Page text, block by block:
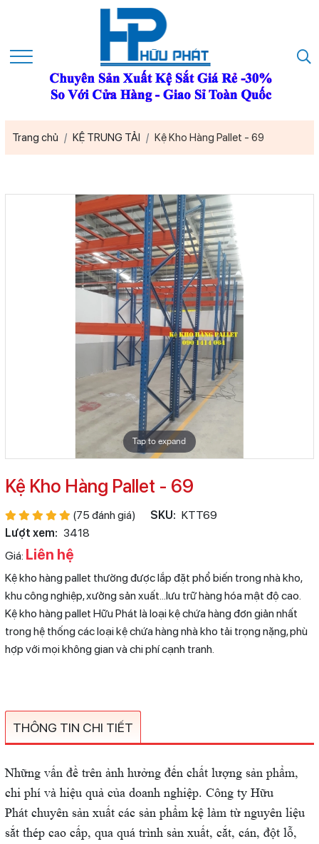
Trang chủ KỆ TRUNG TẢI Kệ Kho Hàng Pallet - 69
Tap to expand
Kệ Kho Hàng Pallet - 69
(75 đánh giá) SKU: KTT69
Lượt xem: 3418
Giá: Liên hệ
Kệ kho hàng pallet thường được lắp đặt phổ biến trong nhà kho,
khu công nghiệp, xưởng sản xuất…lưu trữ hàng hóa mật độ cao.
Kệ kho hàng pallet Hữu Phát là loại kệ chứa hàng đơn giản nhất
trong hệ thống các loại kệ chứa hàng nhà kho tải trọng nặng, phù
hợp với mọi không gian và chi phí cạnh tranh.
THÔNG TIN CHI TIẾT
Những vấn đề trên ảnh hưởng đến chất lượng sản phẩm,
chi phí và hiệu quả của doanh nghiệp. Công ty Hữu
Phát chuyên sản xuất các sản phẩm kệ làm từ nguyên liệu
sắt thép cao cấp, qua quá trình sản xuất, cắt, cán, đột lỗ,